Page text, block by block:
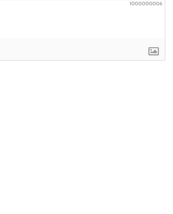
1000000006